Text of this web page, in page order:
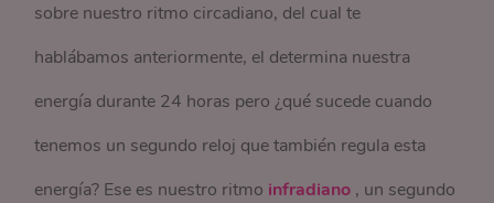
sobre nuestro ritmo circadiano, del cual te
hablábamos anteriormente, el determina nuestra
energía durante 24 horas pero ¿qué sucede cuando
tenemos un segundo reloj que también regula esta
energía? Ese es nuestro ritmo infradiano , un segundo